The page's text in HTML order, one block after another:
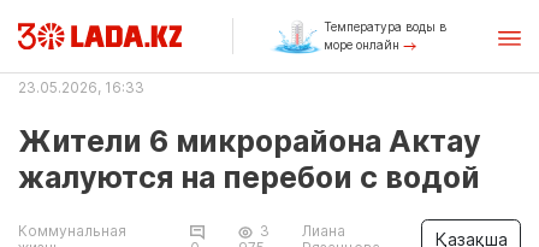
Температура воды в
море онлайн
23.05.2026, 16:33
Жители 6 микрорайона Актау
жалуются на перебои с водой
Коммунальная
3
Лиана
Қазақша